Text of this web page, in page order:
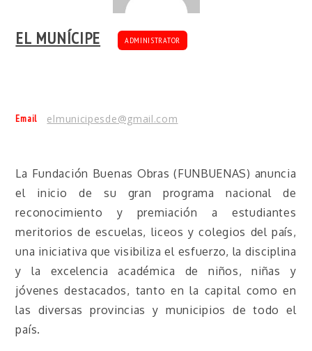
EL MUNÍCIPE ADMINISTRATOR
Email elmunicipesde@gmail.com
La Fundación Buenas Obras (FUNBUENAS) anuncia
el inicio de su gran programa nacional de
reconocimiento y premiación a estudiantes
meritorios de escuelas, liceos y colegios del país,
una iniciativa que visibiliza el esfuerzo, la disciplina
y la excelencia académica de niños, niñas y
jóvenes destacados, tanto en la capital como en
las diversas provincias y municipios de todo el
país.